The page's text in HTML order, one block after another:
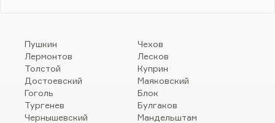
Пушкин
Лермонтов
Толстой
Достоевский
Гоголь
Тургенев
Чернышевский
Чехов
Лесков
Куприн
Маяковский
Блок
Булгаков
Мандельштам